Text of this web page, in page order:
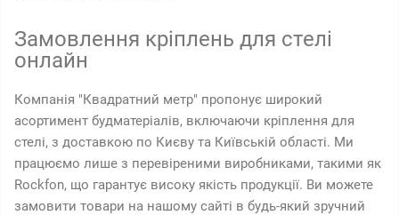
Замовлення кріплень для стелі
онлайн
Компанія "Квадратний метр" пропонує широкий
асортимент будматеріалів, включаючи кріплення для
стелі, з доставкою по Києву та Київській області. Ми
працюємо лише з перевіреними виробниками, такими як
Rockfon, що гарантує високу якість продукції. Ви можете
замовити товари на нашому сайті в будь-який зручний